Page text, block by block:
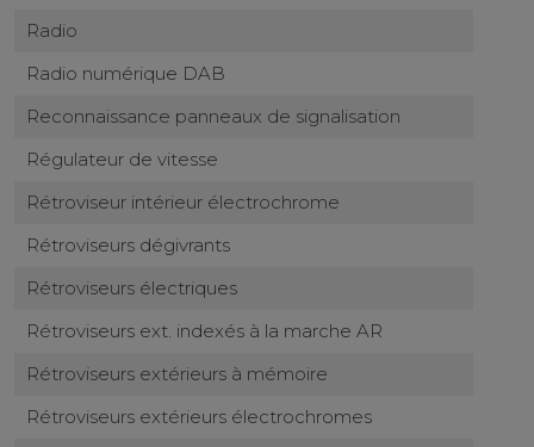
Radio
Radio numérique DAB
Reconnaissance panneaux de signalisation
Régulateur de vitesse
Rétroviseur intérieur électrochrome
Rétroviseurs dégivrants
Rétroviseurs électriques
Rétroviseurs ext. indexés à la marche AR
Rétroviseurs extérieurs à mémoire
Rétroviseurs extérieurs électrochromes